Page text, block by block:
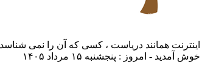
اینترنت همانند دریاست ، کسی که آن را نمی
خوش آمدید - امروز : پنجشنبه ۱۵ مرداد ۱۴۰۵